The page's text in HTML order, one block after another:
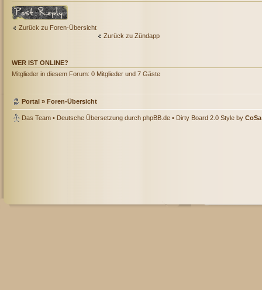
Antwort erstellen
Zurück zu Foren-Übersicht
Zurück zu Zündapp
WER IST ONLINE?
Mitglieder in diesem Forum: 0 Mitglieder und 7 Gäste
Portal » Foren-Übersicht
Das Team • Deutsche Übersetzung durch phpBB.de • Dirty Board 2.0 Style by